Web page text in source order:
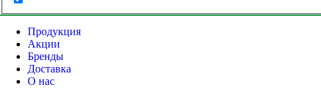
Продукция
Акции
Бренды
Доставка
О нас